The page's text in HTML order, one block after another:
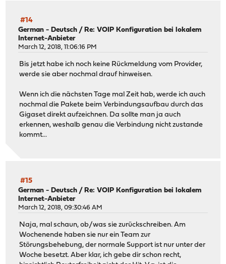
#14
German - Deutsch / Re: VOIP Konfiguration bei lokalem
Internet-Anbieter
March 12, 2018, 11:06:16 PM
Bis jetzt habe ich noch keine Rückmeldung vom Provider,
werde sie aber nochmal drauf hinweisen.
Wenn ich die nächsten Tage mal Zeit hab, werde ich auch
nochmal die Pakete beim Verbindungsaufbau durch das
Gigaset direkt aufzeichnen. Da sollte man ja auch
erkennen, weshalb genau die Verbindung nicht zustande
kommt...
#15
German - Deutsch / Re: VOIP Konfiguration bei lokalem
Internet-Anbieter
March 12, 2018, 09:30:46 AM
Naja, mal schaun, ob/was sie zurückschreiben. Am
Wochenende haben sie nur ein Team zur
Störungsbehebung, der normale Support ist nur unter der
Woche besetzt. Aber klar, ich gebe dir schon recht,